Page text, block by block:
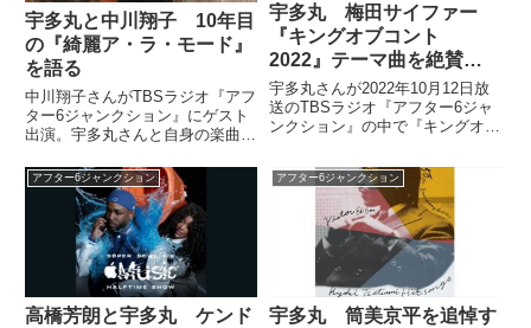
宇多丸と中川翔子 10年目
の『綺麗ア・ラ・モード』
を語る
中川翔子さんがTBSラジオ『アフ
ター6ジャンクション』にゲスト
出演。宇多丸さんと自身の楽曲
ぐことについて話していました。
宇多丸 梅田サイファー
『キングオブコント
2022』テーマ曲を絶賛す
る
宇多丸さんが2022年10月12日放
送のTBSラジオ『アフター6ジャ
ンクション』の中で『キングオブ
梅田サイファーが務めたオープニ
ング楽曲を絶賛していました。
アフター6ジャンクション
高橋芳朗と宇多丸 ケンド
アフター6ジャンクション
宇多丸 筒美京平を追悼す